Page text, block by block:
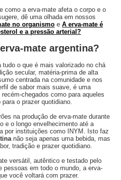
como a erva-mate afeta o corpo e o
dê uma olhada em nossos
no organismo e A erva-mate é
e a pressão arterial?
mate argentina?
o que é mais valorizado no chá
secular, matéria-prima de alta
centrada na comunidade e nos
de sabor mais suave, é uma
chegados como para aqueles
o prazer quotidiano.
na produção de erva-mate durante
e o longo envelhecimento até a
por instituições como
INYM . Isto faz
não seja apenas uma bebida, mas
tradição e prazer quotidiano.
versátil, autêntico e testado pelo
pessoas em todo o mundo, a erva-
você voltará com prazer.